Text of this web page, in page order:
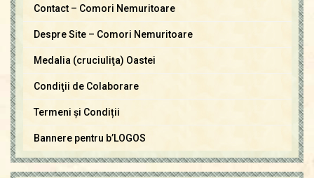
i
u
o
Contact – Comori Nemuritoare
Despre Site – Comori Nemuritoare
Medalia (cruciuliţa) Oastei
Condiţii de Colaborare
Termeni și Condiții
Bannere pentru b’LOGOS